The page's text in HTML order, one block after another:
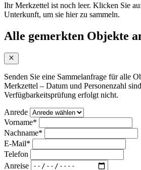
Ihr Merkzettel ist noch leer. Klicken Sie
Unterkunft, um sie hier zu sammeln.
Alle gemerkten Objekte
Senden Sie eine Sammelanfrage für alle
Merkzettel – Datum und Personenzahl
Verfügbarkeitsprüfung erfolgt nicht.
Anrede
Vorname*
Nachname*
E-Mail*
Telefon
Anreise